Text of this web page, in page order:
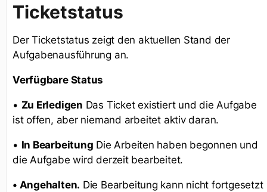
Ticketstatus
Der Ticketstatus zeigt den aktuellen Stand der
Aufgabenausführung an.
Verfügbare Status
• Zu Erledigen Das Ticket existiert und die Aufgabe
ist offen, aber niemand arbeitet aktiv daran.
• In Bearbeitung Die Arbeiten haben begonnen und
die Aufgabe wird derzeit bearbeitet.
• Angehalten. Die Bearbeitung kann nicht fortgesetzt